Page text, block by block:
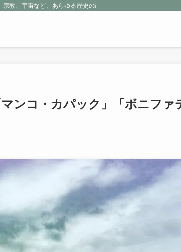
教、宇宙など、あらゆる歴史の産物に包まれる魅惑の世界を
ンコ・カパック」「ボニファ